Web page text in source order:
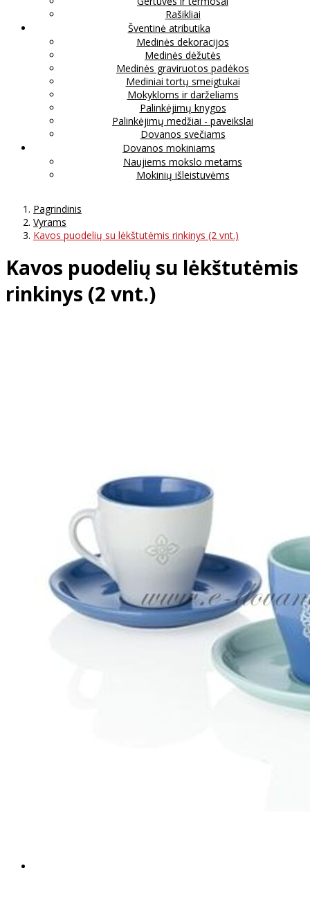
Rašikliai
Šventinė atributika
Medinės dekoracijos
Medinės dėžutės
Medinės graviruotos padėkos
Mediniai tortų smeigtukai
Mokykloms ir darželiams
Palinkėjimų knygos
Palinkėjimų medžiai - paveikslai
Dovanos svečiams
Dovanos mokiniams
Naujiems mokslo metams
Mokinių išleistuvėms
Pagrindinis
Vyrams
Kavos puodelių su lėkštutėmis rinkinys (2 vnt.)
Kavos puodelių su lėkštutėmis
rinkinys (2 vnt.)